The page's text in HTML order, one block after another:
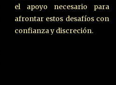
el apoyo necesario para
afrontar estos desafíos con
confianza y discreción.